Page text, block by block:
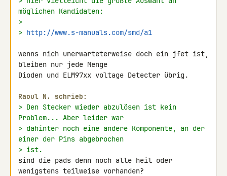
möglichen Kandidaten:
>
> http://www.s-manuals.com/smd/a1
wenns nich unerwarteterweise doch ein jfet ist,
bleiben nur jede Menge
Dioden und ELM97xx voltage Detecter übrig.
Raoul N. schrieb:
> Den Stecker wieder abzulösen ist kein
Problem... Aber leider war
> dahinter noch eine andere Komponente, an der
einer der Pins abgebrochen
> ist.
sind die pads denn noch alle heil oder
wenigstens teilweise vorhanden?